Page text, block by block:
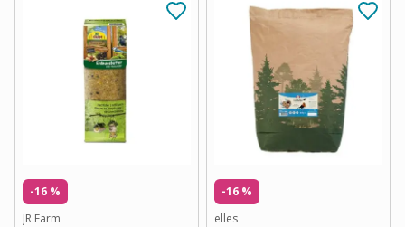
-16 %
JR Farm
-16 %
elles